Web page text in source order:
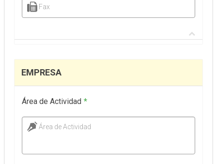
Fax
EMPRESA
Área de Actividad *
Área de Actividad